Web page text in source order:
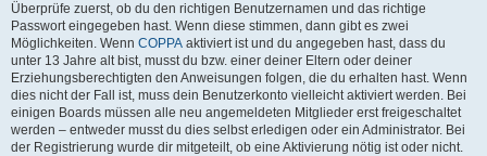
Überprüfe zuerst, ob du den richtigen Benutzernamen und das richtige
Passwort eingegeben hast. Wenn diese stimmen, dann gibt es zwei
Möglichkeiten. Wenn COPPA aktiviert ist und du angegeben hast, dass du
unter 13 Jahre alt bist, musst du bzw. einer deiner Eltern oder deiner
Erziehungsberechtigten den Anweisungen folgen, die du erhalten hast. Wenn
dies nicht der Fall ist, muss dein Benutzerkonto vielleicht aktiviert werden. Bei
einigen Boards müssen alle neu angemeldeten Mitglieder erst freigeschaltet
werden – entweder musst du dies selbst erledigen oder ein Administrator. Bei
der Registrierung wurde dir mitgeteilt, ob eine Aktivierung nötig ist oder nicht.